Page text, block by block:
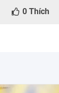
0 Thích